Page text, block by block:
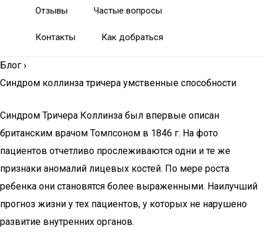
Отзывы Частые вопросы
Контакты Как добраться
Блог ›
Синдром коллинза тричера умственные способности
Синдром Тричера Коллинза был впервые описан
британским врачом Томпсоном в 1846 г. На фото
пациентов отчетливо прослеживаются одни и те же
признаки аномалий лицевых костей. По мере роста
ребенка они становятся более выраженными. Наилучший
прогноз жизни у тех пациентов, у которых не нарушено
развитие внутренних органов.